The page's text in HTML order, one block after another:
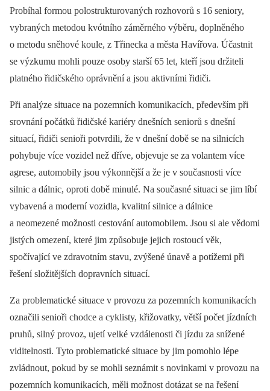
Probíhal formou polostrukturovaných rozhovorů s 16 seniory,
vybraných metodou kvótního záměrného výběru, doplněného
o metodu sněhové koule, z Třinecka a města Havířova. Účastnit
se výzkumu mohli pouze osoby starší 65 let, kteří jsou držiteli
platného řidičského oprávnění a jsou aktivními řidiči.
Při analýze situace na pozemních komunikacích, především při
srovnání počátků řidičské kariéry dnešních seniorů s dnešní
situací, řidiči senioři potvrdili, že v dnešní době se na silnicích
pohybuje více vozidel než dříve, objevuje se za volantem více
agrese, automobily jsou výkonnější a že je v současnosti více
silnic a dálnic, oproti době minulé. Na současné situaci se jim líbí
vybavená a moderní vozidla, kvalitní silnice a dálnice
a neomezené možnosti cestování automobilem. Jsou si ale vědomi
jistých omezení, které jim způsobuje jejich rostoucí věk,
spočívající ve zdravotním stavu, zvýšené únavě a potížemi při
řešení složitějších dopravních situací.
Za problematické situace v provozu za pozemních komunikacích
označili senioři chodce a cyklisty, křižovatky, větší počet jízdních
pruhů, silný provoz, ujetí velké vzdálenosti či jízdu za snížené
viditelnosti. Tyto problematické situace by jim pomohlo lépe
zvládnout, pokud by se mohli seznámit s novinkami v provozu na
pozemních komunikacích, měli možnost dotázat se na řešení